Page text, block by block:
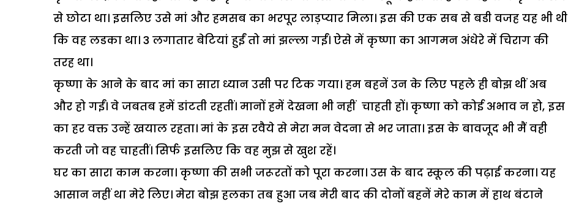
से छोटा था। इसलिए उसे मां और हमसब का भरपूर लाड़प्यार मिला। इस की एक सब से बडी वजह यह भी थी
कि वह लडका था। 3 लगातार बेटियां हुईं तो मां झल्ला गईं। ऐसे में कृष्णा का आगमन अंधेरे में चिराग की
तरह था।
कृष्णा के आने के बाद मां का सारा ध्यान उसी पर टिक गया। हम बहनें उन के लिए पहले ही बोझ थीं अब
और हो गईं। वे जबतब हमें डांटती रहतीं। मानों हमें देखना भी नहीं चाहती हों। कृष्णा को कोई अभाव न हो, इस
का हर वक्त उन्हें खयाल रहता। मां के इस रवैये से मेरा मन वेदना से भर जाता। इस के बावजूद भी मैं वही
करती जो वह चाहतीं। सिर्फ इसलिए कि वह मुझ से खुश रहें।
घर का सारा काम करना। कृष्णा की सभी जरूरतों को पूरा करना। उस के बाद स्कूल की पढ़ाई करना। यह
आसान नहीं था मेरे लिए। मेरा बोझ हलका तब हुआ जब मेरी बाद की दोनों बहनें मेरे काम में हाथ बंटाने